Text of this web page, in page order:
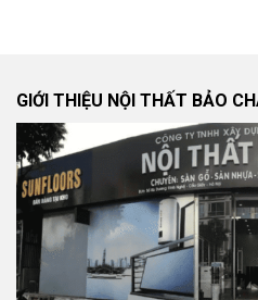
GIỚI THIỆU NỘI THẤT BẢO